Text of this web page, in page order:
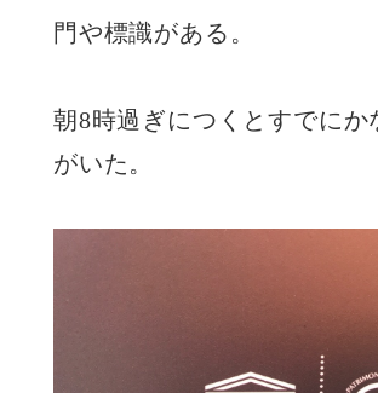
門や標識がある。
朝8時過ぎにつくとすでにか
がいた。